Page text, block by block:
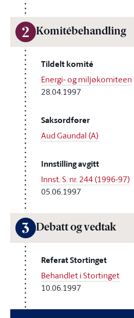
2 Komitébehandling
Tildelt komité
Energi- og miljøkomiteen
28.04.1997
Saksordfører
Aud Gaundal (A)
Innstilling avgitt
Innst. S. nr. 244 (1996-97)
05.06.1997
3 Debatt og vedtak
Referat Stortinget
Behandlet i Stortinget
10.06.1997